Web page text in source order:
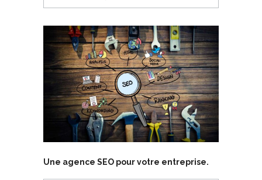
Une agence SEO pour votre entreprise.